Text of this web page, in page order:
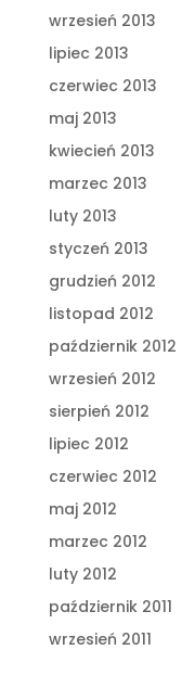
wrzesień 2013
lipiec 2013
czerwiec 2013
maj 2013
kwiecień 2013
marzec 2013
luty 2013
styczeń 2013
grudzień 2012
listopad 2012
październik 2012
wrzesień 2012
sierpień 2012
lipiec 2012
czerwiec 2012
maj 2012
marzec 2012
luty 2012
październik 2011
wrzesień 2011